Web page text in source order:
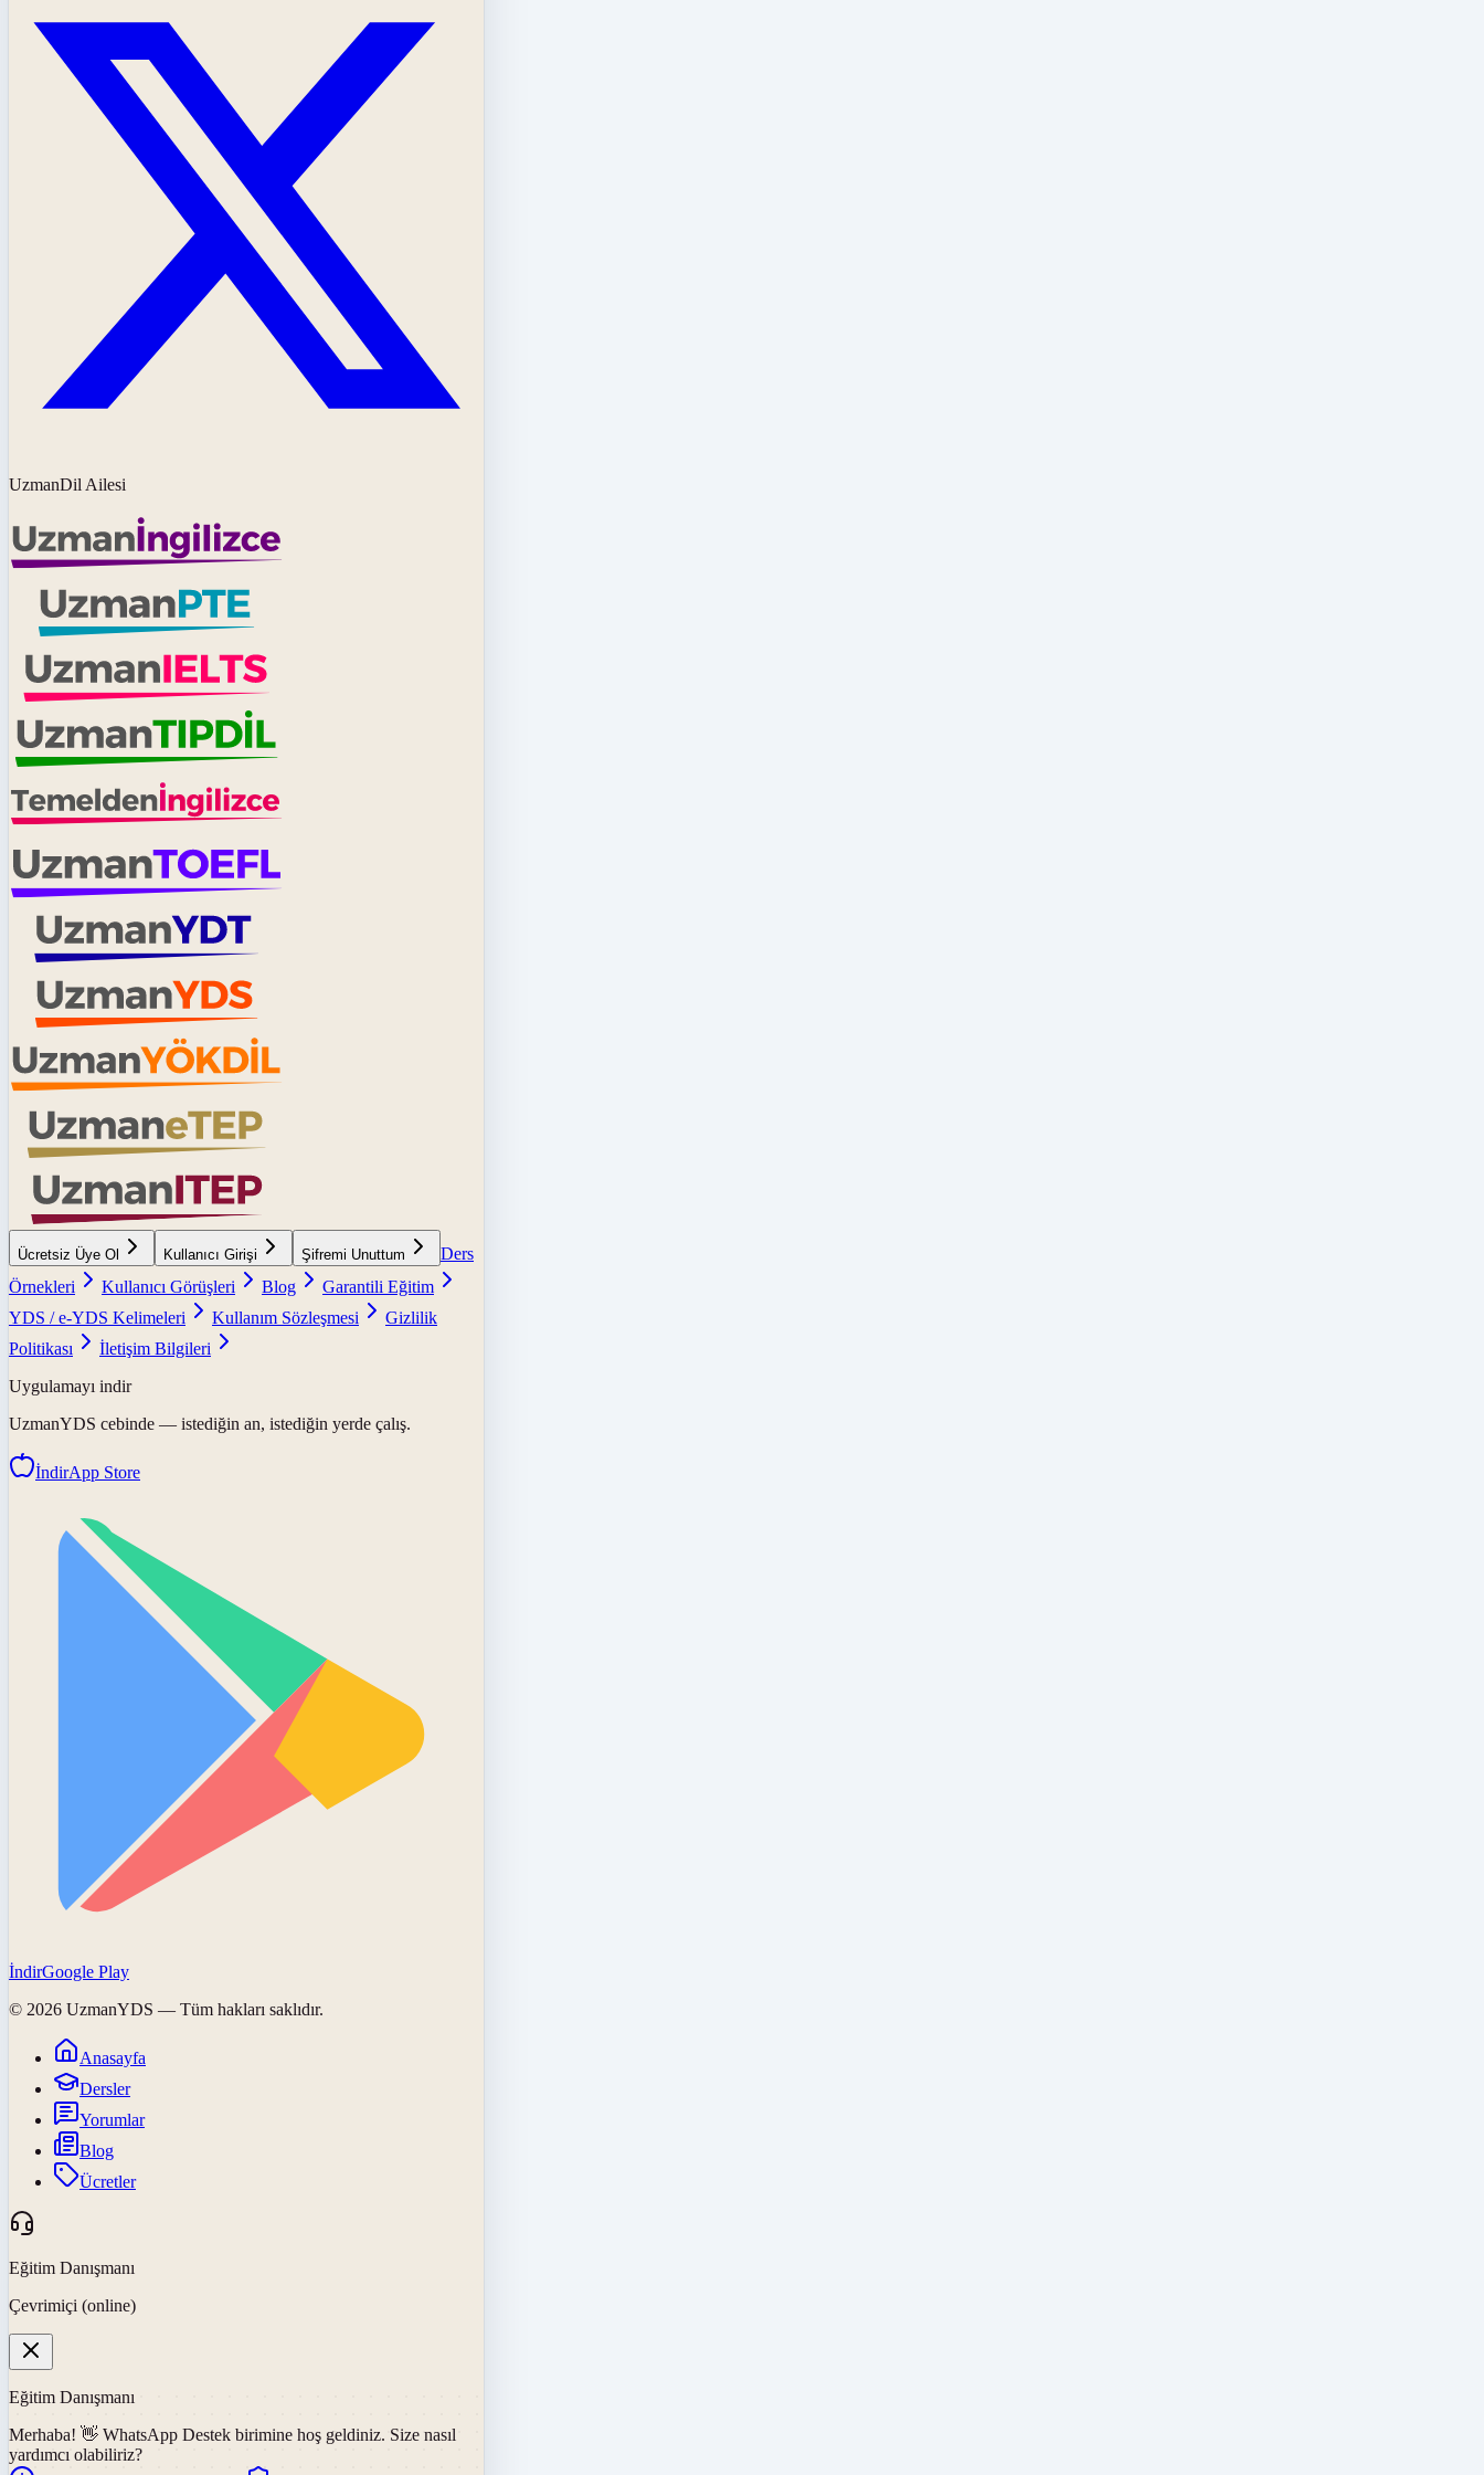
UzmanDil Ailesi
Ücretsiz Üye Ol Kullanıcı Girişi Şifremi Unuttum
Ders
Örnekleri
Kullanıcı Görüşleri Blog
Garantili Eğitim
YDS / e-YDS Kelimeleri
Kullanım Sözleşmesi
Gizlilik
Politikası
İletişim Bilgileri
Uygulamayı indir
UzmanYDS cebinde — istediğin an, istediğin yerde çalış.
İndirApp Store
İndirGoogle Play
© 2026 UzmanYDS — Tüm hakları saklıdır.
Anasayfa
Dersler
Yorumlar
Blog
Ücretler
Eğitim Danışmanı
Çevrimiçi (online)
Eğitim Danışmanı
Merhaba! 👋 WhatsApp Destek birimine hoş geldiniz. Size nasıl
yardımcı olabiliriz?